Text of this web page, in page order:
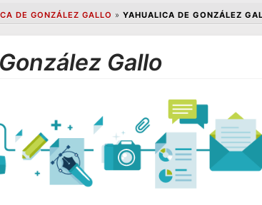
DE GONZÁLEZ GALLO » YAHUALICA DE GONZÁLEZ
Gallo